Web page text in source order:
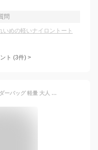
問
めの軽いナイロントート
ト (3件) >
ナイロン トートバッグ A4 ショルダーバッグ 軽量 大人 きれいめ 上品 PRAGMA プラグマ【2WAY レディース 斜めがけ 軽い A4 仕切り ビジネスバッグ 斜めがけバッグ レディース ブリーフケース 通勤バッグ レディース 軽い 軽量 パステル totebag ladies nylon shoulder bag】